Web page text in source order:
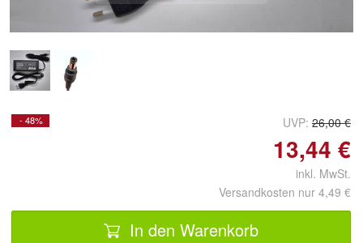
- 48% UVP: 26,00 €
13,44 €
inkl. MwSt.
Versandkosten nur 4,49 €
In den Warenkorb